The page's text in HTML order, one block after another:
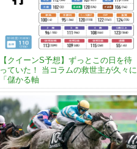
【クイーンS予想】ずっとこの日を待
っていた！ 当コラムの救世主が久々に
「儲かる軸